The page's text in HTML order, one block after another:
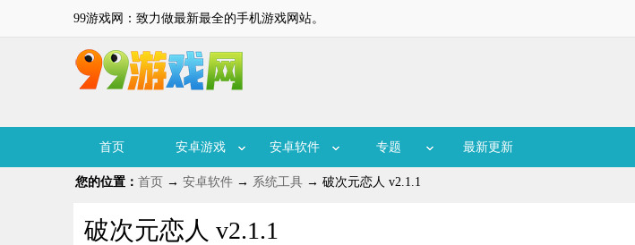
99游戏网：致力做最新最全的手机游戏网站。
首页 安卓游戏 安卓软件 专题 最新更新
您的位置： 首页 → 安卓软件 → 系统工具 → 破次元恋人 v2.1.1
破次元恋人 v2.1.1